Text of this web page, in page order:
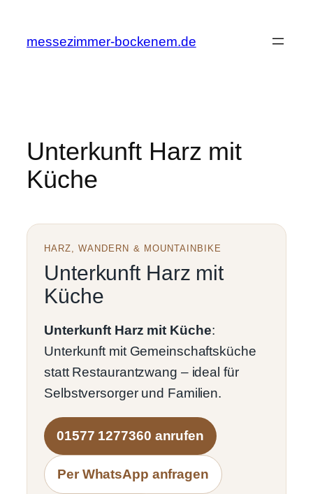
springen
messezimmer-bockenem.de
Unterkunft Harz mit
Küche
HARZ, WANDERN & MOUNTAINBIKE
Unterkunft Harz mit
Küche
Unterkunft Harz mit Küche:
Unterkunft mit Gemeinschaftsküche
statt Restaurantzwang – ideal für
Selbstversorger und Familien.
01577 1277360 anrufen
Per WhatsApp anfragen